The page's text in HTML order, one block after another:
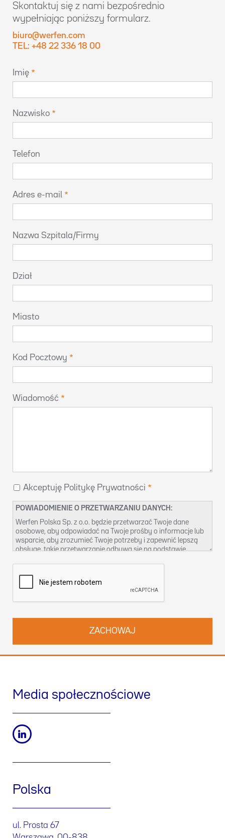
Skontaktuj się z nami bezpośrednio
wypełniając poniższy formularz.
biuro@werfen.com
TEL: +48 22 336 18 00
Imię
Nazwisko
Telefon
Adres e-mail
Nazwa Szpitala/Firmy
Dział
Miasto
Kod Pocztowy
Wiadomość
Akceptuję Politykę Prywatności
POWIADOMIENIE O PRZETWARZANIU DANYCH:
Werfen Polska Sp. z o.o. będzie przetwarzać Twoje dane
osobowe, aby odpowiadać na Twoje prośby o informacje lub
wsparcie, aby zrozumieć Twoje potrzeby i zapewnić lepszą
obsługę, takie przetwarzanie odbywa się na podstawie
sposobu korzystania ze swoich praw możesz znaleźć w
Polityce prywatności
Media społecznościowe
Polska
ul. Prosta 67